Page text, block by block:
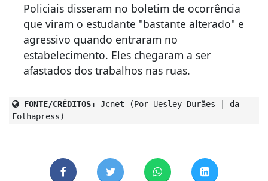
Policiais disseram no boletim de ocorrência
que viram o estudante "bastante alterado" e
agressivo quando entraram no
estabelecimento. Eles chegaram a ser
afastados dos trabalhos nas ruas.
FONTE/CRÉDITOS:
Jcnet (Por Uesley Durães | da
Folhapress)